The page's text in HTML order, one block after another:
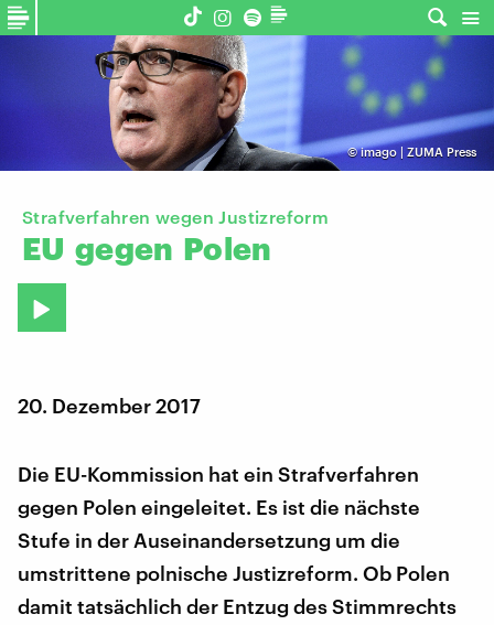
©imago | ZUMA Press
Strafverfahren wegen Justizreform
EU gegen Polen
20. Dezember 2017
Die EU-Kommission hat ein Strafverfahren
gegen Polen eingeleitet. Es ist die nächste
Stufe in der Auseinandersetzung um die
umstrittene polnische Justizreform. Ob Polen
damit tatsächlich der Entzug des Stimmrechts